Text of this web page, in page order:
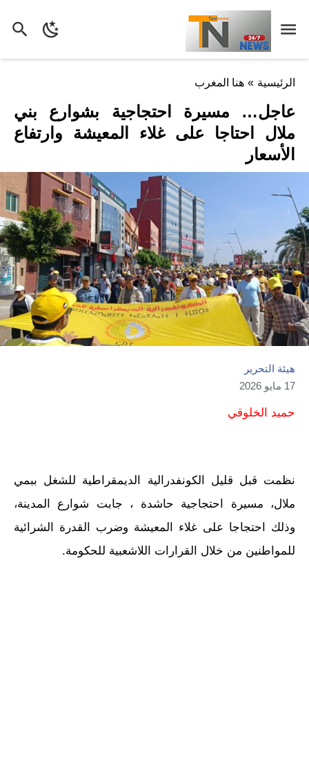
الرئيسية » هنا المغرب
عاجل… مسيرة احتجاجية بشوارع بني
ملال احتاجا على غلاء المعيشة وارتفاع
الأسعار
هيئة التحرير
17 مايو 2026
حميد الخلوقي
نظمت قبل قليل الكونفدرالية الديمقراطية للشغل ببمي
ملال، مسيرة احتجاجية حاشدة ، جابت شوارع المدينة،
وذلك احتجاجا على غلاء المعيشة وضرب القدرة الشرائية
للمواطنين من خلال القرارات اللاشعبية للحكومة.